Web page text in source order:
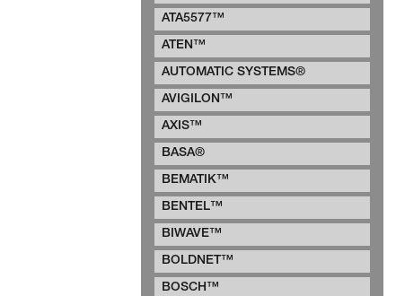
ATA5577™
ATEN™
AUTOMATIC SYSTEMS®
AVIGILON™
AXIS™
BASA®
BEMATIK™
BENTEL™
BIWAVE™
BOLDNET™
BOSCH™